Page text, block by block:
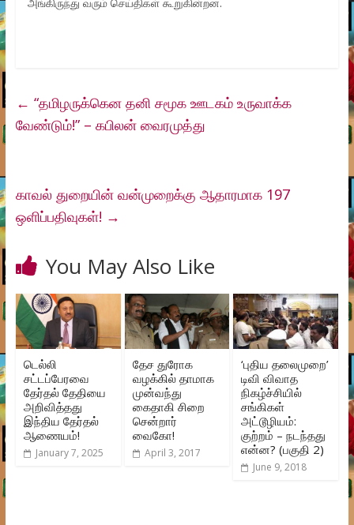
அங்கிருந்து வரும் செய்திகள் கூறுகின்றன.
← “தமிழருக்கென தனி சமூக ஊடகம் உருவாக்க
வேண்டும்!” – கபிலன் வைரமுத்து
காவல் துறையின் வன்முறைக்கு ஆதாரமாக 197
ஒளிப்பதிவுகள்! →
You May Also Like
டெல்லி
சட்டப்பேரவை
தேர்தல் தேதியை
அறிவித்தது
இந்திய தேர்தல்
ஆணையம்!
January 7, 2025
தேச துரோக
வழக்கில் தாமாக
முன்வந்து
கைதாகி சிறை
சென்றார்
வைகோ!
April 3, 2017
‘புதிய தலைமுறை’
டிவி விவாத
நிகழ்ச்சியில்
சங்கிகள்
அட்டூழியம்:
குற்றம் – நடந்தது
என்ன? (பகுதி 2)
June 9, 2018